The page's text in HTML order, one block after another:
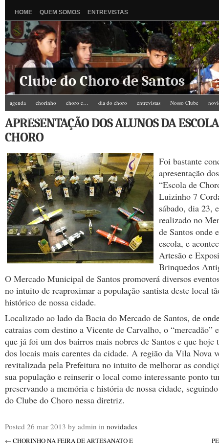
HOME QUEM SOMOS ENTREVISTAS
Clube do Choro de Santos
agenda chorinho choro e… dia do choro entrevistas Nosso Clube
Zé do Camarim
APRESENTAÇÃO DOS ALUNOS DA
CHORO
Foi bastante
apresentação
“Escola de
Luizinho 7
sábado, dia 23,
realizado no
de Santos onde
escola, e
Artesão e
Brinquedos
O Mercado Municipal de Santos promoverá diversos
no intuito de reaproximar a população santista deste local
histórico de nossa cidade.
Localizado ao lado da Bacia do Mercado de Santos, de
catraias com destino a Vicente de Carvalho, o “mercadão”
que já foi um dos bairros mais nobres de Santos e que hoje
dos locais mais carentes da cidade. A região da Vila Nova
revitalizada pela Prefeitura no intuito de melhorar as
sua população e reinserir o local como interessante ponto
preservando a memória e história de nossa cidade,
do Clube do Choro nessa diretriz.
Posted 26 mar 2013 by admin in novidades
← CHORINHO NA FEIRA DE ARTESANATO E